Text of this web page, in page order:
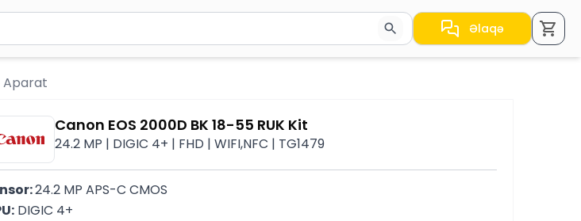
üçün Enter düyməsini basın və ya nəticələr arasında keçid etmək üçün ox
Əlaqə
Aparat
Canon EOS 2000D BK 18-55 RUK Kit
24.2 MP | DIGIC 4+ | FHD | WIFI,NFC | TG1479
24.2 MP APS-C CMOS
DIGIC 4+